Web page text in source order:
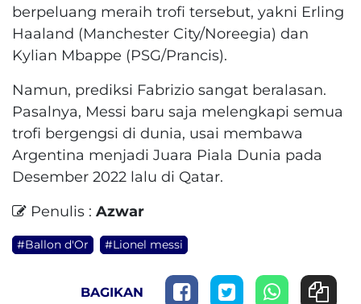
berpeluang meraih trofi tersebut, yakni Erling
Haaland (Manchester City/Noreegia) dan
Kylian Mbappe (PSG/Prancis).
Namun, prediksi Fabrizio sangat beralasan.
Pasalnya, Messi baru saja melengkapi semua
trofi bergengsi di dunia, usai membawa
Argentina menjadi Juara Piala Dunia pada
Desember 2022 lalu di Qatar.
Penulis : Azwar
#Ballon d'Or #Lionel messi
BAGIKAN